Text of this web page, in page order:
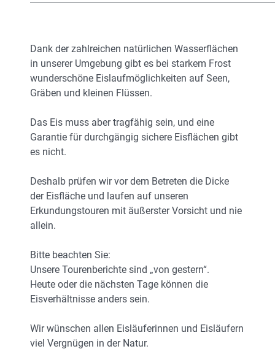
Dank der zahlreichen natürlichen Wasserflächen
in unserer Umgebung gibt es bei starkem Frost
wunderschöne Eislaufmöglichkeiten auf Seen,
Gräben und kleinen Flüssen.
Das Eis muss aber tragfähig sein, und eine
Garantie für durchgängig sichere Eisflächen gibt
es nicht.
Deshalb prüfen wir vor dem Betreten die Dicke
der Eisfläche und laufen auf unseren
Erkundungstouren mit äußerster Vorsicht und nie
allein.
Bitte beachten Sie:
Unsere Tourenberichte sind „von gestern“.
Heute oder die nächsten Tage können die
Eisverhältnisse anders sein.
Wir wünschen allen Eisläuferinnen und Eisläufern
viel Vergnügen in der Natur.